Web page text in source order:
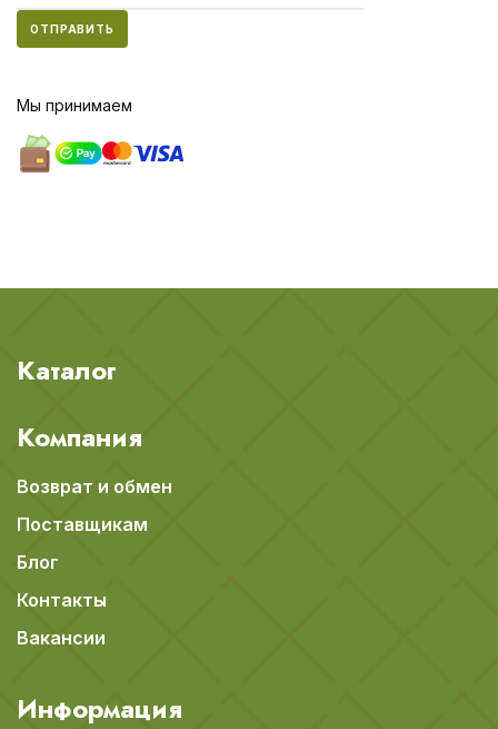
ОТПРАВИТЬ
Мы принимаем
Каталог
Компания
Возврат и обмен
Поставщикам
Блог
Контакты
Вакансии
Информация